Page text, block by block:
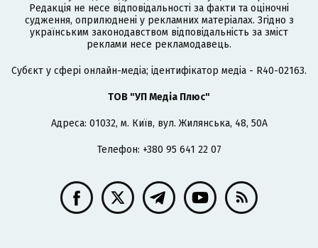
Редакція не несе відповідальності за факти та оціночні
судження, оприлюднені у рекламних матеріалах. Згідно з
українським законодавством відповідальність за зміст
реклами несе рекламодавець.
Cубєкт у сфері онлайн-медіа; ідентифікатор медіа - R40-02163.
ТОВ "УП Медіа Плюс"
Адреса: 01032, м. Київ, вул. Жилянська, 48, 50А
Телефон: +380 95 641 22 07